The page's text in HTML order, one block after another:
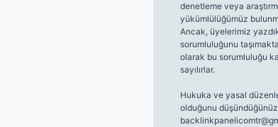
denetleme veya
yükümlülüğümüz
Ancak, üyelerimiz
sorumluluğunu
olarak bu sorumluluğu
sayılırlar.
Hukuka ve yasal
olduğunu